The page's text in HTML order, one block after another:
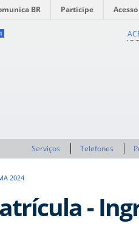
BR Participe
Serviços Telefones
2024
-